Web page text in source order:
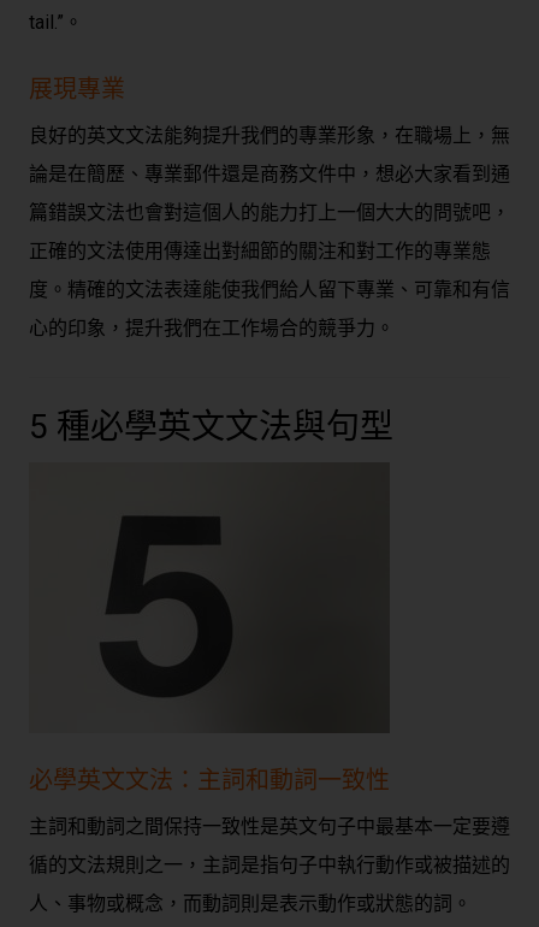
tail.”。
展現專業
良好的英文文法能夠提升我們的專業形象，在職場上，無
論是在簡歷、專業郵件還是商務文件中，想必大家看到通
篇錯誤文法也會對這個人的能力打上一個大大的問號吧，
正確的文法使用傳達出對細節的關注和對工作的專業態
度。精確的文法表達能使我們給人留下專業、可靠和有信
心的印象，提升我們在工作場合的競爭力。
5 種必學英文文法與句型
必學英文文法：主詞和動詞一致性
主詞和動詞之間保持一致性是英文句子中最基本一定要遵
循的文法規則之一，主詞是指句子中執行動作或被描述的
人、事物或概念，而動詞則是表示動作或狀態的詞。